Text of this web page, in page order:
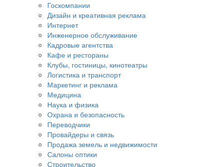
Госкомпании
Дизайн и креативная реклама
Интернет
Инженерное обслуживание
Кадровые агентства
Кафе и рестораны
Клубы, гостиницы, кинотеатры
Логистика и транспорт
Маркетинг и реклама
Медицина
Наука и физика
Охрана и безопасность
Переводчики
Провайдеры и связь
Продажа земель и недвижимости
Салоны оптики
Строительство